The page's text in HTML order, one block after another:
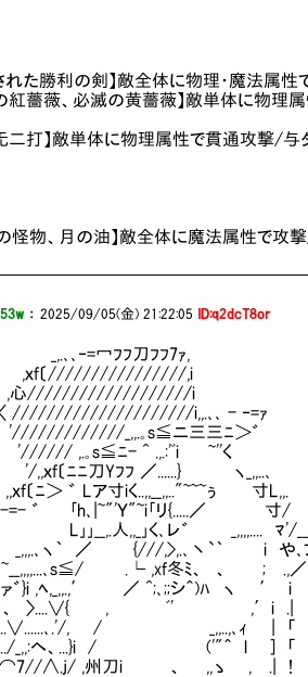
された勝利の剣】敵全体に物理・魔法属
の紅薔薇、必滅の黄薔薇】敵単体に物
无二打】敵単体に物理属性で貫通攻撃/
の怪物、月の油】敵全体に魔法属性で
：2025/09/05(金) 21:22:05 ID:q2dcT8or
冖ﾌﾌ刀ﾌﾌ7ｧ,
////////////////,i
i
i,,.､､ - ‐=ｧ
_,,.｡s≦ニ三三ﾆ＞゛
｡s≦ﾆ- ^ .,.:'ﾞi ~''く
f〔ﾆﾆ刀Yﾌﾌ ／......} ヽ_,,..､
Lア寸iく..,,__,,.."~~~ぅ 寸L,,.
-=- ゛ ｢h､|~"'Ｙ"~i｢リ{.....／ 寸/
人,,_｣く､レ゛ _,,,,.... ﾏ'/____
_,,,.､ヽ｀ ／ {///,>,.､丶`｀ i や､
､s≦/ .└ ,xf冬ﾐ、 、 ; .,／ 与
゛}i ,ﾍ,_,,.,′ ／ ^;､;;シ＾)ﾊ ヽ ′ i
＞ ゛、 〉....∨{ , ﾞ' ,′i .|
〉....∨......､.'/, / _,,..,､ｨ | 「 ・【
､-^ /......./_,,:ヘ、...}i / ('"＾ l ] 「 ・
-‐ァ.::￣⌒7//∧.j/ ,州刀i 、 ,,ゝ , .| !